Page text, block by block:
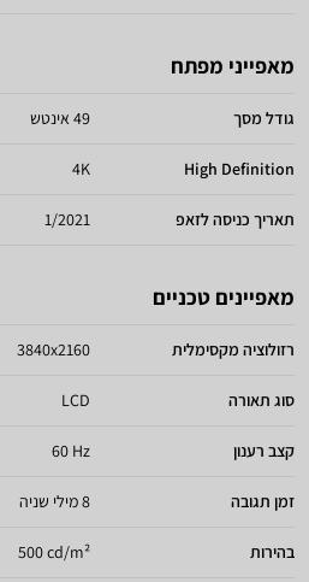
מאפייני מפתח
גודל מסך 49 אינטש
High Definition
4K
תאריך כניסה לזאפ 1/2021
מאפיינים טכניים
רזולוציה מקסימלית 3840x2160
סוג תאורה LCD
קצב רענון 60 Hz
זמן תגובה 8 מילי שניה
בהירות 500 cd/m²